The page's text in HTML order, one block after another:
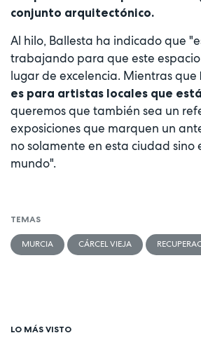
conjunto arquitectónico.
Al hilo, Ballesta ha indicado que
trabajando para que este
lugar de excelencia. Mientras que
es para artistas locales que
queremos que también sea un
exposiciones que marquen un
no solamente en esta ciudad sino
mundo".
TEMAS
MURCIA CÁRCEL VIEJA
LO MÁS VISTO